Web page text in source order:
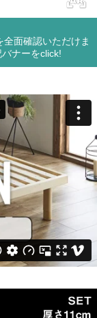
面確認いただけま
ナーをclick!